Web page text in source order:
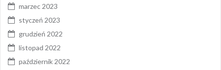
marzec 2023
styczeń 2023
grudzień 2022
listopad 2022
październik 2022